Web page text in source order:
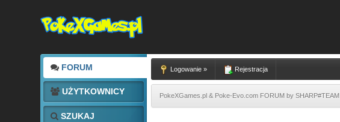
FORUM
UŻYTKOWNICY
SZUKAJ
Logowanie » Rejestracja
PokeXGames.pl & Poke-Evo.com FORUM by SHARP#TEAM